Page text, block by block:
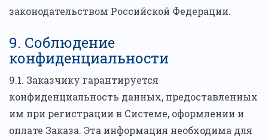
законодательством Российской Федерации.
9. Соблюдение
конфиденциальности
9.1. Заказчику гарантируется
конфиденциальность данных, предоставленных
им при регистрации в Системе, оформлении и
оплате Заказа. Эта информация необходима для